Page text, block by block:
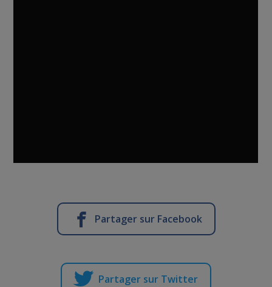
Partager sur Facebook
Partager sur Twitter